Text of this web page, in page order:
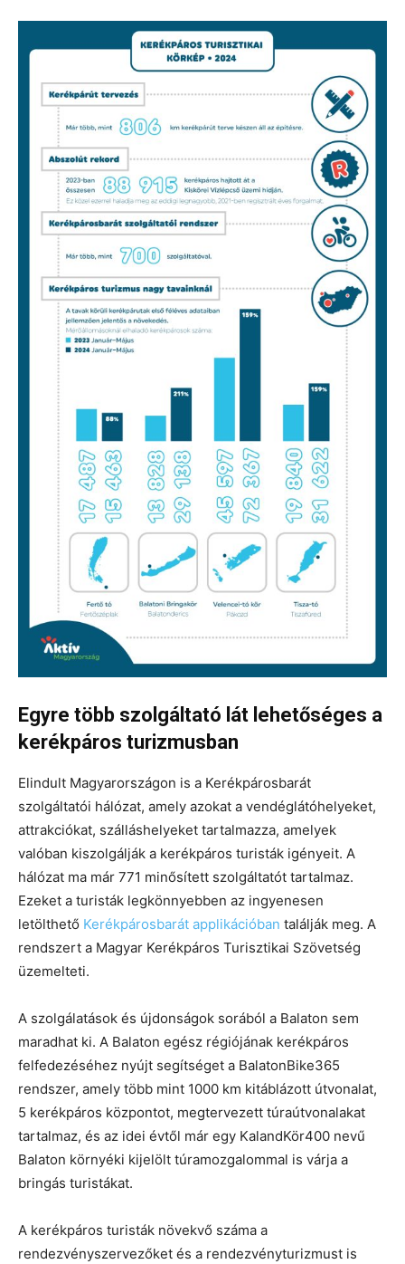
Egyre több szolgáltató lát lehetőséges a
kerékpáros turizmusban
Elindult Magyarországon is a Kerékpárosbarát
szolgáltatói hálózat, amely azokat a vendéglátóhelyeket,
attrakciókat, szálláshelyeket tartalmazza, amelyek
valóban kiszolgálják a kerékpáros turisták igényeit. A
hálózat ma már 771 minősített szolgáltatót tartalmaz.
Ezeket a turisták legkönnyebben az ingyenesen
letölthető Kerékpárosbarát applikációban találják meg. A
rendszert a Magyar Kerékpáros Turisztikai Szövetség
üzemelteti.
A szolgálatások és újdonságok sorából a Balaton sem
maradhat ki. A Balaton egész régiójának kerékpáros
felfedezéséhez nyújt segítséget a BalatonBike365
rendszer, amely több mint 1000 km kitáblázott útvonalat,
5 kerékpáros központot, megtervezett túraútvonalakat
tartalmaz, és az idei évtől már egy KalandKör400 nevű
Balaton környéki kijelölt túramozgalommal is várja a
bringás turistákat.
A kerékpáros turisták növekvő száma a
rendezvényszervezőket és a rendezvényturizmust is